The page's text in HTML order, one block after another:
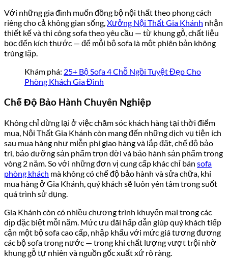
Với những gia đình muốn đồng bộ nội thất theo phong cách
riêng cho cả không gian sống,Xưởng Nội Thất Gia Khánh nhận
thiết kế và thi công sofa theo yêu cầu — từ khung gỗ, chất liệu
bọc đến kích thước — để mỗi bộ sofa là một phiên bản không
trùng lặp.
Khám phá: 25+ Bộ Sofa 4 Chỗ Ngồi Tuyệt Đẹp Cho
Phòng Khách Gia Đình
Chế Độ Bảo Hành Chuyên Nghiệp
Không chỉ dừng lại ở việc chăm sóc khách hàng tại thời điểm
mua, Nội Thất Gia Khánh còn mang đến những dịch vụ tiện ích
sau mua hàng như miễn phí giao hàng và lắp đặt, chế độ bảo
trì, bảo dưỡng sản phẩm trọn đời và bảo hành sản phẩm trong
vòng 2 năm. So với những đơn vị cung cấp khác chỉ bán sofa
phòng khách mà không có chế độ bảo hành và sửa chữa, khi
mua hàng ở Gia Khánh, quý khách sẽ luôn yên tâm trong suốt
quá trình sử dụng.
Gia Khánh còn có nhiều chương trình khuyến mại trong các
dịp đặc biệt mỗi năm. Mức ưu đãi hấp dẫn giúp quý khách tiếp
cận một bộ sofa cao cấp, nhập khẩu với mức giá tương đương
các bộ sofa trong nước — trong khi chất lượng vượt trội nhờ
khung gỗ tự nhiên và nguồn gốc xuất xứ rõ ràng.